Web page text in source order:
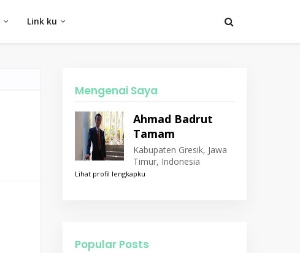
Link ku
Mengenai Saya
Ahmad Badrut
Tamam
Kabupaten Gresik, Jawa
Timur, Indonesia
Lihat profil lengkapku
Popular Posts